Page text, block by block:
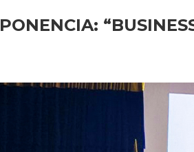
PONENCIA: